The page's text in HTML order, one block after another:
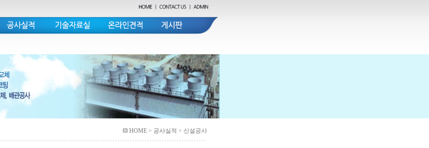
HOME > 공사실적 > 신설공사